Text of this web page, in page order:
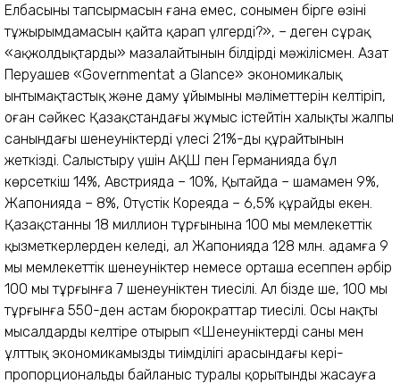
Елбасының тапсырмасын ғана емес, сонымен бірге өзінің
тұжырымдамасын қайта қарап үлгерді?», – деген сұрақ
«ақжолдықтарды» мазалайтынын білдірді мәжілісмен. Азат
Перуашев «Governmentat a Glance» экономикалық
ынтымақтастық және даму ұйымының мәліметтерін келтіріп,
оған сәйкес Қазақстандағы жұмыс істейтін халықтың жалпы
санындағы шенеуніктердің үлесі 21%-ды құрайтынын
жеткізді. Салыстыру үшін АҚШ пен Германияда бұл
көрсеткіш 14%, Австрияда – 10%, Қытайда – шамамен 9%,
Жапонияда – 8%, Оңтүстік Кореяда – 6,5% құрайды екен.
Қазақстанның 18 миллион тұрғынына 100 мың мемлекеттік
қызметкерлерден келеді, ал Жапонияда 128 млн. адамға 9
мың мемлекеттік шенеуніктер немесе орташа есеппен әрбір
100 мың тұрғынға 7 шенеуніктен тиесілі. Ал бізде ше, 100 мың
тұрғынға 550-ден астам бюрократтар тиесілі. Осы нақты
мысалдарды келтіре отырып «Шенеуніктердің саны мен
ұлттық экономикамыздың тиімділігі арасындағы кері-
пропорциональды байланыс туралы қорытынды жасауға